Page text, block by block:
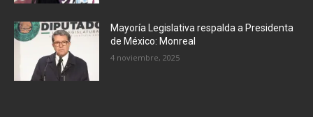
Mayoría Legislativa respalda a Presidenta
de México: Monreal
4 noviembre, 2025